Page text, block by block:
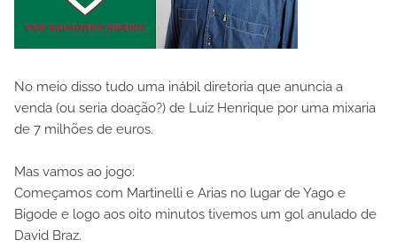
No meio disso tudo uma inábil diretoria que anuncia a
venda (ou seria doação?) de Luiz Henrique por uma mixaria
de 7 milhões de euros.
Mas vamos ao jogo:
Começamos com Martinelli e Arias no lugar de Yago e
Bigode e logo aos oito minutos tivemos um gol anulado de
David Braz.